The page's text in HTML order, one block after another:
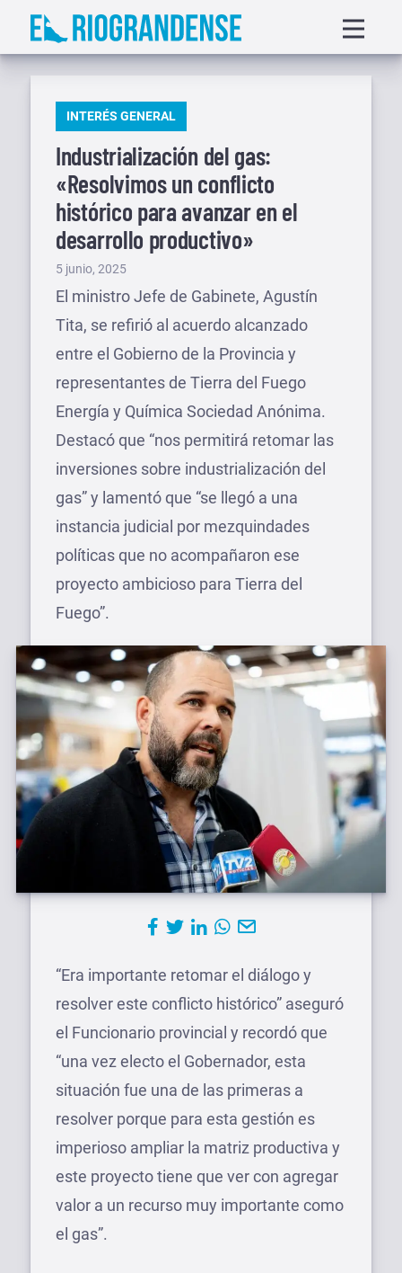
Saltar
menu
PUBLICADO
INTERÉS GENERAL
Industrialización del gas:
«Resolvimos un conflicto
histórico para avanzar en el
desarrollo productivo»
Publicado
el
5 junio, 2025
El ministro Jefe de Gabinete, Agustín
Tita, se refirió al acuerdo alcanzado
entre el Gobierno de la Provincia y
representantes de Tierra del Fuego
Energía y Química Sociedad Anónima.
Destacó que “nos permitirá retomar las
inversiones sobre industrialización del
gas” y lamentó que “se llegó a una
instancia judicial por mezquindades
políticas que no acompañaron ese
proyecto ambicioso para Tierra del
Fuego”.
“Era importante retomar el diálogo y
resolver este conflicto histórico” aseguró
el Funcionario provincial y recordó que
“una vez electo el Gobernador, esta
situación fue una de las primeras a
resolver porque para esta gestión es
imperioso ampliar la matriz productiva y
este proyecto tiene que ver con agregar
valor a un recurso muy importante como
el gas”.